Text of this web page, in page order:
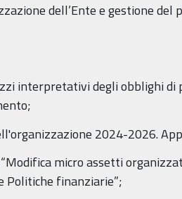
dell’Ente e gestione del
interpretativi degli obblighi di
2024-2026.
micro assetti
Politiche finanziarie”;